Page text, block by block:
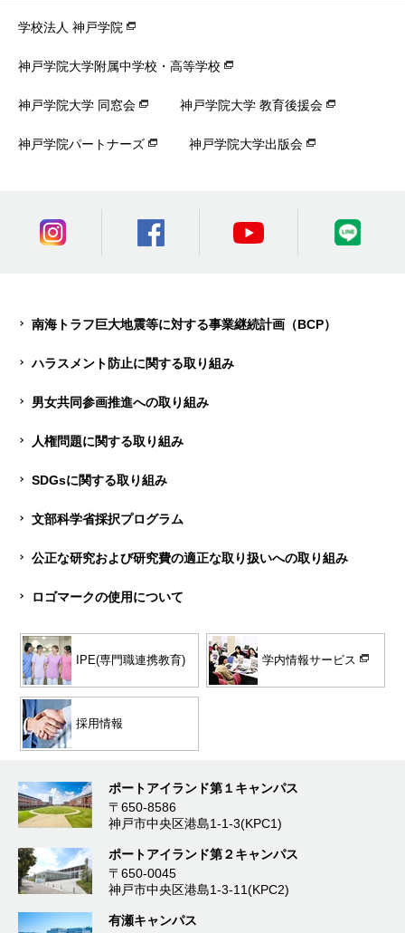
学校法人 神戸学院
神戸学院大学附属中学校・高等学校
神戸学院大学 同窓会 神戸学院大学 教育後援会
神戸学院パートナーズ 神戸学院大学出版会
南海トラフ巨大地震等に対する事業継続計画（BCP）
ハラスメント防止に関する取り組み
男女共同参画推進への取り組み
人権問題に関する取り組み
SDGsに関する取り組み
文部科学省採択プログラム
公正な研究および研究費の適正な取り扱いへの取り組み
ロゴマークの使用について
IPE(専門職連携教育) 学内情報サービス
採用情報
ポートアイランド第１キャンパス
〒650-8586
神戸市中央区港島1-1-3(KPC1)
ポートアイランド第２キャンパス
〒650-0045
神戸市中央区港島1-3-11(KPC2)
有瀬キャンパス